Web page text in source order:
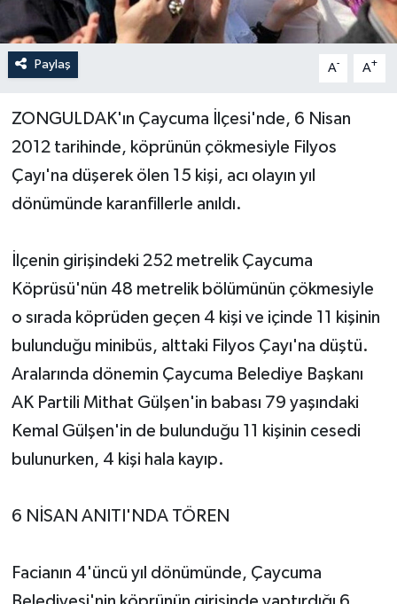
Paylaş A- A+
ZONGULDAK'ın Çaycuma İlçesi'nde, 6 Nisan
2012 tarihinde, köprünün çökmesiyle Filyos
Çayı'na düşerek ölen 15 kişi, acı olayın yıl
dönümünde karanfillerle anıldı.
İlçenin girişindeki 252 metrelik Çaycuma
Köprüsü'nün 48 metrelik bölümünün çökmesiyle
o sırada köprüden geçen 4 kişi ve içinde 11 kişinin
bulunduğu minibüs, alttaki Filyos Çayı'na düştü.
Aralarında dönemin Çaycuma Belediye Başkanı
AK Partili Mithat Gülşen'in babası 79 yaşındaki
Kemal Gülşen'in de bulunduğu 11 kişinin cesedi
bulunurken, 4 kişi hala kayıp.
6 NİSAN ANITI'NDA TÖREN
Facianın 4'üncü yıl dönümünde, Çaycuma
Turizm
Yaşam
DÜNYA
YEREL